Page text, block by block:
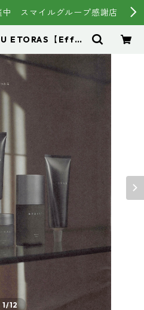
中 スマイルグループ感謝店
ETORAS【Effor
| スマイルグループ
マヘア HSC強髪
ステア
1/12